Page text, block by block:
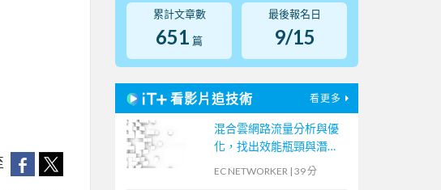
累計文章數
651 篇
最後報名日
9/15
看影片追技術 看更多
混合雲網路流量分析與優
化，找出效能瓶頸與潛在
EC NETWORKER | 39 分